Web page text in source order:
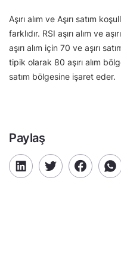
Aşırı alım ve Aşırı satım
farklıdır. RSI aşırı alım ve
aşırı alım için 70 ve aşırı
tipik olarak 80 aşırı alım
satım bölgesine işaret eder.
Paylaş